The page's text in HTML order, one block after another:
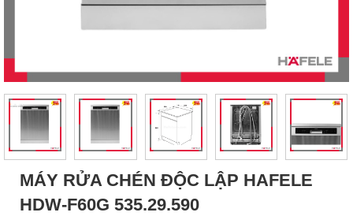
MÁY RỬA CHÉN ĐỘC LẬP HAFELE
HDW-F60G 535.29.590